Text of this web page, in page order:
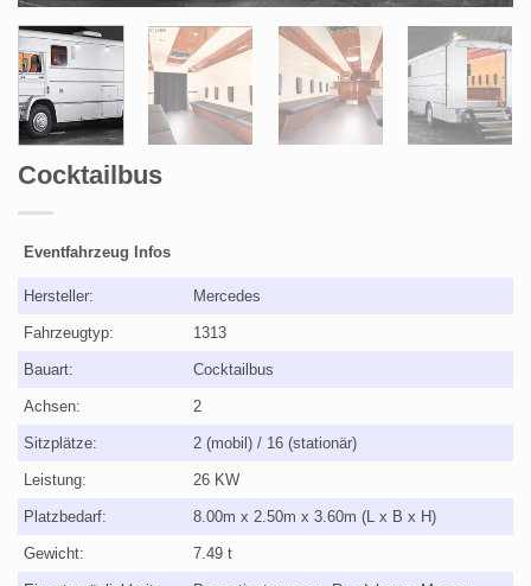
Cocktailbus
Eventfahrzeug Infos
Hersteller: Mercedes
Fahrzeugtyp: 1313
Bauart: Cocktailbus
Achsen: 2
Sitzplätze: 2 (mobil) / 16 (stationär)
Leistung: 26 KW
Platzbedarf: 8.00m x 2.50m x 3.60m (L x B x H)
Gewicht: 7.49 t